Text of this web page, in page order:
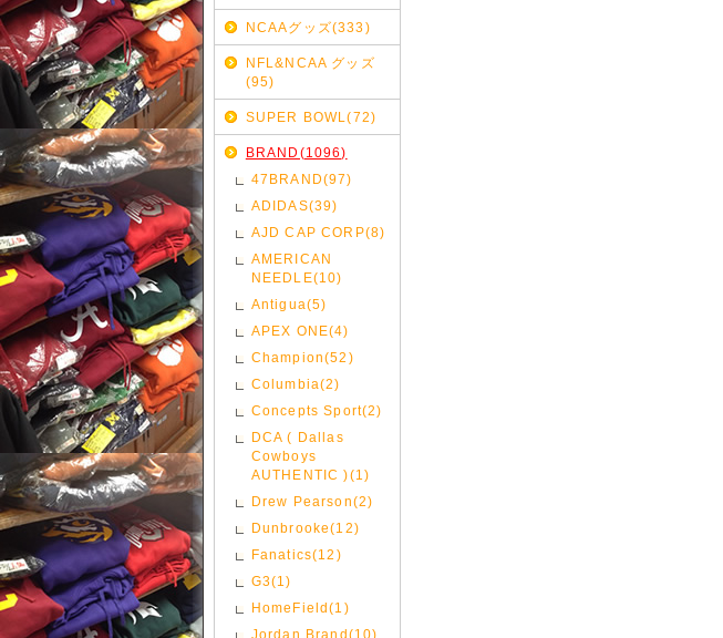
NCAAグッズ(333)
NFL&NCAA グッズ
(95)
SUPER BOWL(72)
BRAND(1096)
47BRAND(97)
ADIDAS(39)
AJD CAP CORP(8)
AMERICAN
NEEDLE(10)
Antigua(5)
APEX ONE(4)
Champion(52)
Columbia(2)
Concepts Sport(2)
DCA ( Dallas
Cowboys
AUTHENTIC )(1)
Drew Pearson(2)
Dunbrooke(12)
Fanatics(12)
G3(1)
HomeField(1)
Jordan Brand(10)